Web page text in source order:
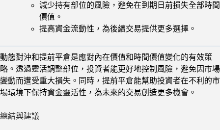
減少持有部位的風險，避免在到期日前損失全部時間
價值。
提高資金流動性，為後續交易提供更多選擇。
動態對沖和提前平倉是應對內在價值和時間價值變化的有效策
略。透過靈活調整部位，投資者能更好地控制風險，避免因市場
變動而遭受重大損失。同時，提前平倉能幫助投資者在不利的市
場環境下保持資金靈活性，為未來的交易創造更多機會。
總結與建議